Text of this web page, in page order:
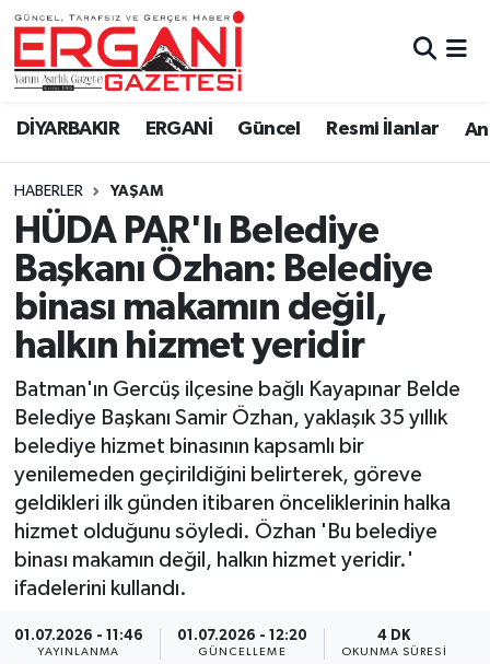
DİYARBAKIR ERGANİ Güncel Resmi İlanlar
HABERLER YAŞAM
HÜDA PAR'lı Belediye
Başkanı Özhan: Belediye
binası makamın değil,
halkın hizmet yeridir
Batman'ın Gercüş ilçesine bağlı Kayapınar Belde
Belediye Başkanı Samir Özhan, yaklaşık 35 yıllık
belediye hizmet binasının kapsamlı bir
yenilemeden geçirildiğini belirterek, göreve
geldikleri ilk günden itibaren önceliklerinin halka
hizmet olduğunu söyledi. Özhan 'Bu belediye
binası makamın değil, halkın hizmet yeridir.'
ifadelerini kullandı.
01.07.2026 - 11:46
YAYINLANMA
01.07.2026 - 12:20
GÜNCELLEME
4 DK
OKUNMA SÜRESI
DİYARBAKIR
BİSMİL
BAĞLAR
ERGANİ
Güncel
Eği̇ti̇m
Resmi İlanlar
Sağlık
Si̇yaset
Spor
Yaşam
Anali̇z
Bi̇li̇m & Teknoloji̇
Ergani Nöbetçi Eczaneler
Ergani Hava Durumu
Ergani Trafik Yoğunluk Haritası
Süper Lig Puan Durumu ve Fikstür
Tüm Manşetler
Son Dakika Haberleri
Haber Arşivi